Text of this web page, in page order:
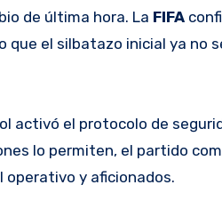
de última hora. La FIFA
que el silbatazo inicial ya
activó el protocolo de
lo permiten, el partido
operativo y aficionados.